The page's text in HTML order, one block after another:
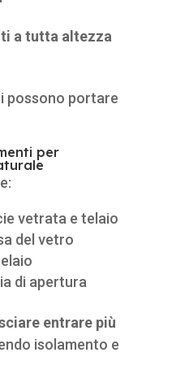
a tutta altezza
possono portare
per
vetrata e telaio
del vetro
di apertura
entrare più
isolamento e